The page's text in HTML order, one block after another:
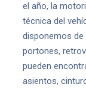
el año, la
técnica del
disponemos de
portones,
pueden
asientos,